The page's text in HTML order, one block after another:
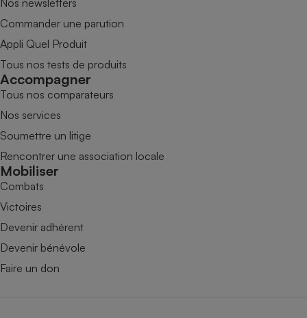
Commander une parution
Appli Quel Produit
Tous nos tests de produits
Accompagner
Tous nos comparateurs
Nos services
Soumettre un litige
Rencontrer une association locale
Mobiliser
Combats
Victoires
Devenir adhérent
Devenir bénévole
Faire un don